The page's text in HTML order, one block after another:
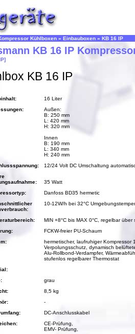
Kühlboxen » Einbauboxen » KB 16 IP
KB 16 IP
KB 16 IP
16 Liter
Außen:
B: 250 mm
L: 420 mm
H: 320 mm
Innen
B: 190 mm
L: 340 mm
H: 240 mm
12/24 Volt DC Umschaltung
35 Watt
Danfoss BD35 hermetic
10-12W/h bei 32°C
MIN +8°C bis MAX 0°C, regelbar
FCKW-freier PU-Schaum
hermetischer, laufruhiger Kompressor
Verpolungsschutz, dynamisch
Alu-Rollbond-Verdampfer,
stufenlos regelbarer Thermostat
grau
8,5 kg
-
DC-Anschlusskabel
CE-Prüfung,
EMV- Prüfung,